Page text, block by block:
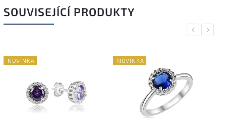
SOUVISEJÍCÍ PRODUKTY
Previous
NOVINKA NOVINKA
Next